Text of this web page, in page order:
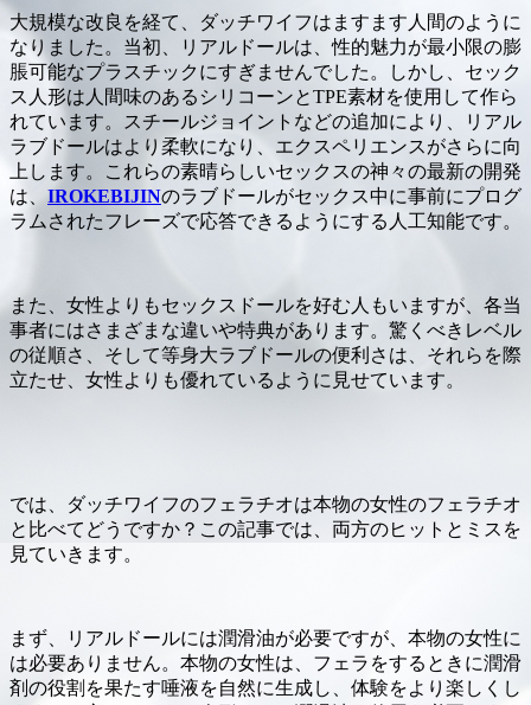
大規模な改良を経て、ダッチワイフはますます人間のように
なりました。当初、リアルドールは、性的魅力が最小限の膨
脹可能なプラスチックにすぎませんでした。しかし、セック
ス人形は人間味のあるシリコーンとTPE素材を使用して作ら
れています。スチールジョイントなどの追加により、リアル
ラブドールはより柔軟になり、エクスペリエンスがさらに向
上します。これらの素晴らしいセックスの神々の最新の開発
は、 IROKEBIJINのラブドールがセックス中に事前にプログ
ラムされたフレーズで応答できるようにする人工知能です。
また、女性よりもセックスドールを好む人もいますが、各当
事者にはさまざまな違いや特典があります。驚くべきレベル
の従順さ、そして等身大ラブドールの便利さは、それらを際
立たせ、女性よりも優れているように見せています。
では、ダッチワイフのフェラチオは本物の女性のフェラチオ
と比べてどうですか？この記事では、両方のヒットとミスを
見ていきます。
まず、リアルドールには潤滑油が必要ですが、本物の女性に
は必要ありません。本物の女性は、フェラをするときに潤滑
剤の役割を果たす唾液を自然に生成し、体験をより楽しくし